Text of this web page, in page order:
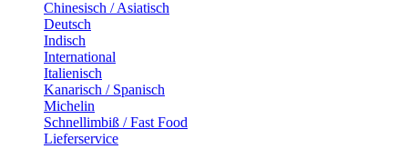
Chinesisch / Asiatisch
Deutsch
Indisch
International
Italienisch
Kanarisch / Spanisch
Michelin
Schnellimbiß / Fast Food
Lieferservice